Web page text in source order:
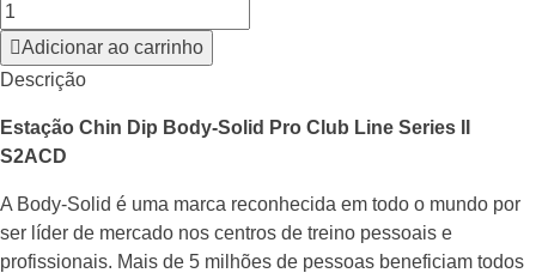
Adicionar ao carrinho
Descrição
Estação Chin Dip Body-Solid Pro Club Line Series II
S2ACD
A Body-Solid é uma marca reconhecida em todo o mundo por
ser líder de mercado nos centros de treino pessoais e
profissionais. Mais de 5 milhões de pessoas beneficiam todos